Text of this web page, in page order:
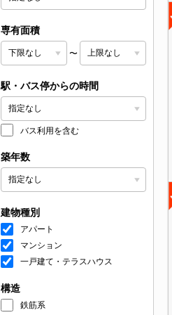
専有面積
〜
駅・バス停からの時間
バス利用を含む
築年数
建物種別
アパート
マンション
一戸建て・テラスハウス
構造
鉄筋系